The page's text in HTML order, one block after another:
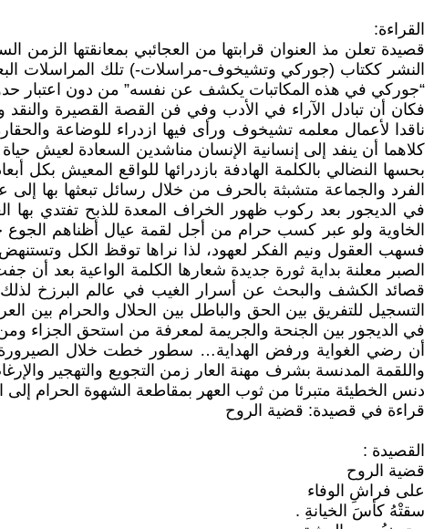
القراءة:
قصيدة تعلن مذ العنوان قرابتها من العجائبي بمعانقتها
النشر ككتاب (جوركي وتشيخوف-مراسلات-) تلك المراسلات
“جوركي في هذه المكاتبات يكشف عن نفسه” من دون اعتبار
فكان أن تبادل الآراء في الأدب وفي فن القصة القصيرة
ناقدا لأعمال معلمه تشيخوف ورأى فيها ازدراء للوضاعة
كلاهما أن ينفد إلى إنسانية الإنسان مناشدين السعادة لعيش
بحسها النضالي بالكلمة الهادفة بازدرائها للواقع المعيش بكل
الفرد والجماعة متشبثة بالحرف من خلال رسائل تبعثها بها
في الديجور بعد ركوب ظهور الخراف المعدة للذبح تفتدي
الخاوية ولو عبر كسب حرام من أجل لقمة عيال أظناهم
فسهب العقول ونيم الفكر لعهود، لذا نراها توقظ الكل
الصبر معلنة بداية ثورة جديدة شعارها الكلمة الواعية بعد
قصائد الكشف والبحث عن أسرار الغيب في عالم البرزخ لذلك
التسجيل للتفريق بين الحق والباطل بين الحلال والحرام بين
في الديجور بين الجنحة والجريمة لمعرفة من استحق الجزاء
أن رضي الغواية ورفض الهداية… سطور خطت خلال
واللقمة المدنسة بشرف مهنة العار زمن التجويع والتهجير
دنس الخطيئة متبرئا من ثوب العهر بمقاطعة الشهوة الحرام إلى
قراءة في قصيدة: قضية الروح
القصيدة :
قضية الروح
على فراشِ الوفاء
سقتْهُ كأسَ الخيانةِ .